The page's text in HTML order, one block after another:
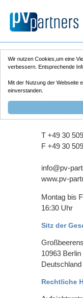
Wir nutzen Cookies,um eine
verbessern. Entsprechende
Mit der Nutzung der Webseite
einverstanden.
pv partners
Deutschland
T +49 30
F +49 30
info@pv-
www.pv-
Montag bis
16:30 Uhr
Sitz der
10963 Berlin
Deutschland
Rechtliche